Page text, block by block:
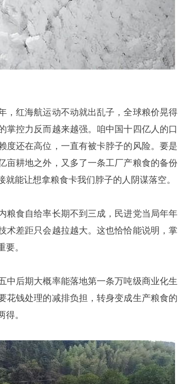
，红海航运动不动就出乱子，全球粮价晃得
掌控力反而越来越强。咱中国十四亿人的口
度还在高位，一直有被卡脖子的风险。要是
亩耕地之外，又多了一条工厂产粮食的备份
能让想拿粮食卡我们脖子的人阴谋落空。
粮食自给率长期不到三成，民进党当局年年
术差距只会越拉越大。这也恰恰能说明，掌
。
中后期大概率能落地第一条万吨级商业化生
花钱处理的减排负担，转身变成生产粮食的
。